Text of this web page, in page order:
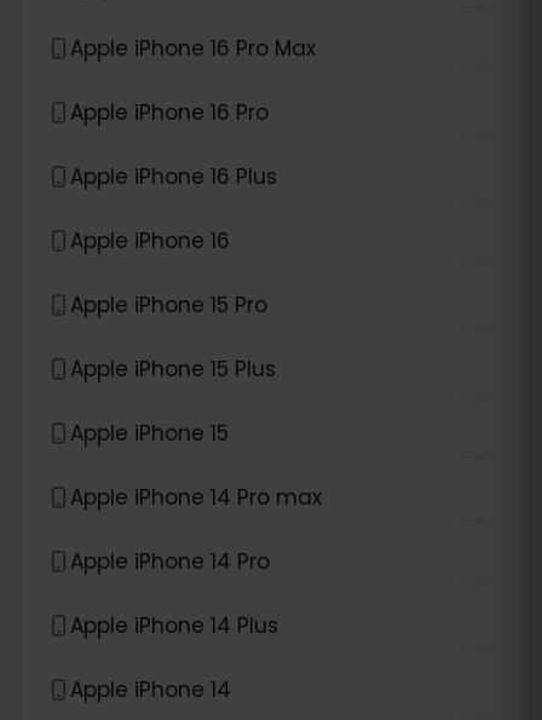
Apple iPhone 16 Pro Max
Apple iPhone 16 Pro
Apple iPhone 16 Plus
Apple iPhone 16
Apple iPhone 15 Pro
Apple iPhone 15 Plus
Apple iPhone 15
Apple iPhone 14 Pro max
Apple iPhone 14 Pro
Apple iPhone 14 Plus
Apple iPhone 14